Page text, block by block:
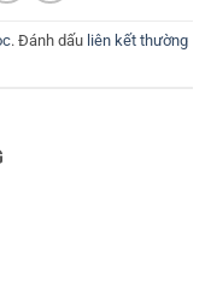
. Đánh dấu liên kết thường